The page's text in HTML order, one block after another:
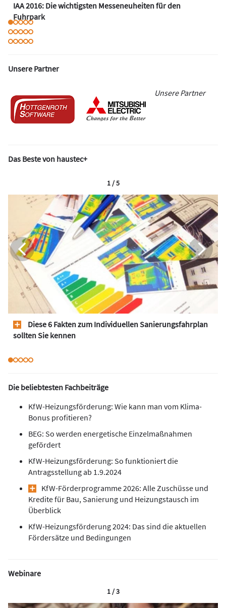
IAA 2016: Die wichtigsten Messeneuheiten für den
Fuhrpark
Unsere Partner
Unsere Partner
Das Beste von haustec+
Diese 6 Fakten zum Individuellen Sanierungsfahrplan
sollten Sie kennen
1 / 5
Die beliebtesten Fachbeiträge
KfW-Heizungsförderung: Wie kann man vom Klima-
Bonus profitieren?
BEG: So werden energetische Einzelmaßnahmen
gefördert
KfW-Heizungsförderung: So funktioniert die
Antragsstellung ab 1.9.2024
KfW-Förderprogramme 2026: Alle Zuschüsse und
Kredite für Bau, Sanierung und Heizungstausch im
Überblick
KfW-Heizungsförderung 2024: Das sind die aktuellen
Fördersätze und Bedingungen
Webinare
1 / 3